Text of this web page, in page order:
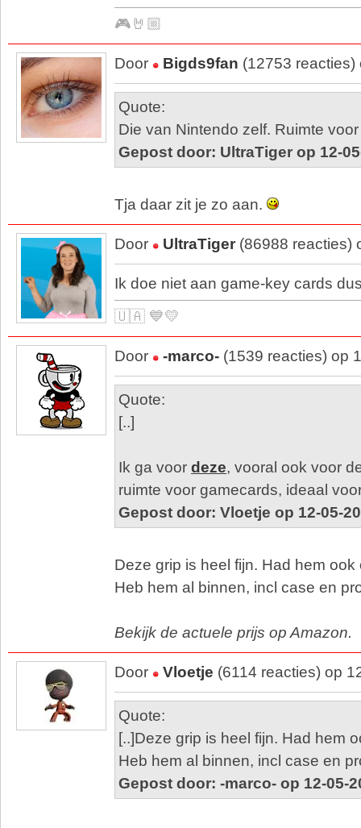
🎮🤘🏼
Door Bigds9fan (12753
Quote:
Die van Nintendo zelf. Ruimte
Gepost door: UltraTiger op 12-
Tja daar zit je zo aan.
Door UltraTiger (86988 reacties)
Ik doe niet aan game-key cards
🇺🇦 💙💛
Door -marco- (1539 reacties) op
Quote:
[..]
Ik ga voor deze, vooral ook voor
ruimte voor gamecards, ideaal
Gepost door: Vloetje op 12-05-
Deze grip is heel fijn. Had hem ook
Heb hem al binnen, incl case en
Bekijk de actuele prijs op Amazon.
Door Vloetje (6114 reacties) op
Quote:
[..]Deze grip is heel fijn. Had hem
Heb hem al binnen, incl case en
Gepost door: -marco- op 12-05-